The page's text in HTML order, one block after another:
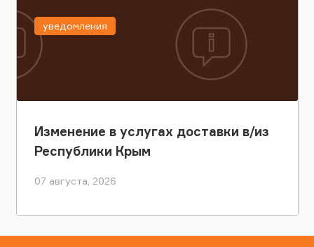
Изменение в услугах доставки в/из
Республики Крым
07 августа, 2026
уведомления